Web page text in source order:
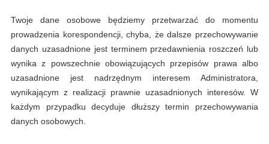
Twoje dane osobowe będziemy przetwarzać do momentu
prowadzenia korespondencji, chyba, że dalsze przechowywanie
danych uzasadnione jest terminem przedawnienia roszczeń lub
wynika z powszechnie obowiązujących przepisów prawa albo
uzasadnione jest nadrzędnym interesem Administratora,
wynikającym z realizacji prawnie uzasadnionych interesów. W
każdym przypadku decyduje dłuższy termin przechowywania
danych osobowych.